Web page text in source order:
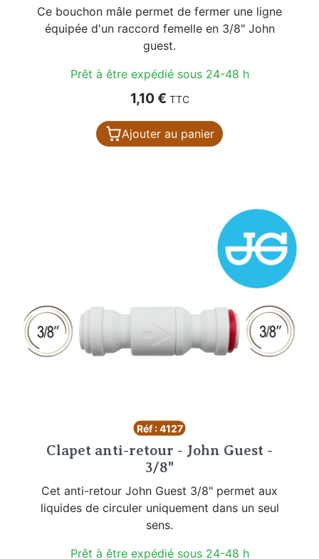
Ce bouchon mâle permet de fermer une ligne
équipée d'un raccord femelle en 3/8" John
guest.
Prêt à être expédié sous 24-48 h
Prix
1,10 € TTC
Ajouter au panier
Réf : 4127
Clapet anti-retour - John Guest -
3/8"
Cet anti-retour John Guest 3/8" permet aux
liquides de circuler uniquement dans un seul
sens.
Prêt à être expédié sous 24-48 h